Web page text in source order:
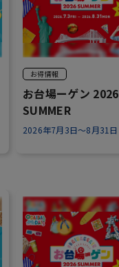
お得情報
お台場ーゲン 2026
SUMMER
2026年7月3日～8月31日